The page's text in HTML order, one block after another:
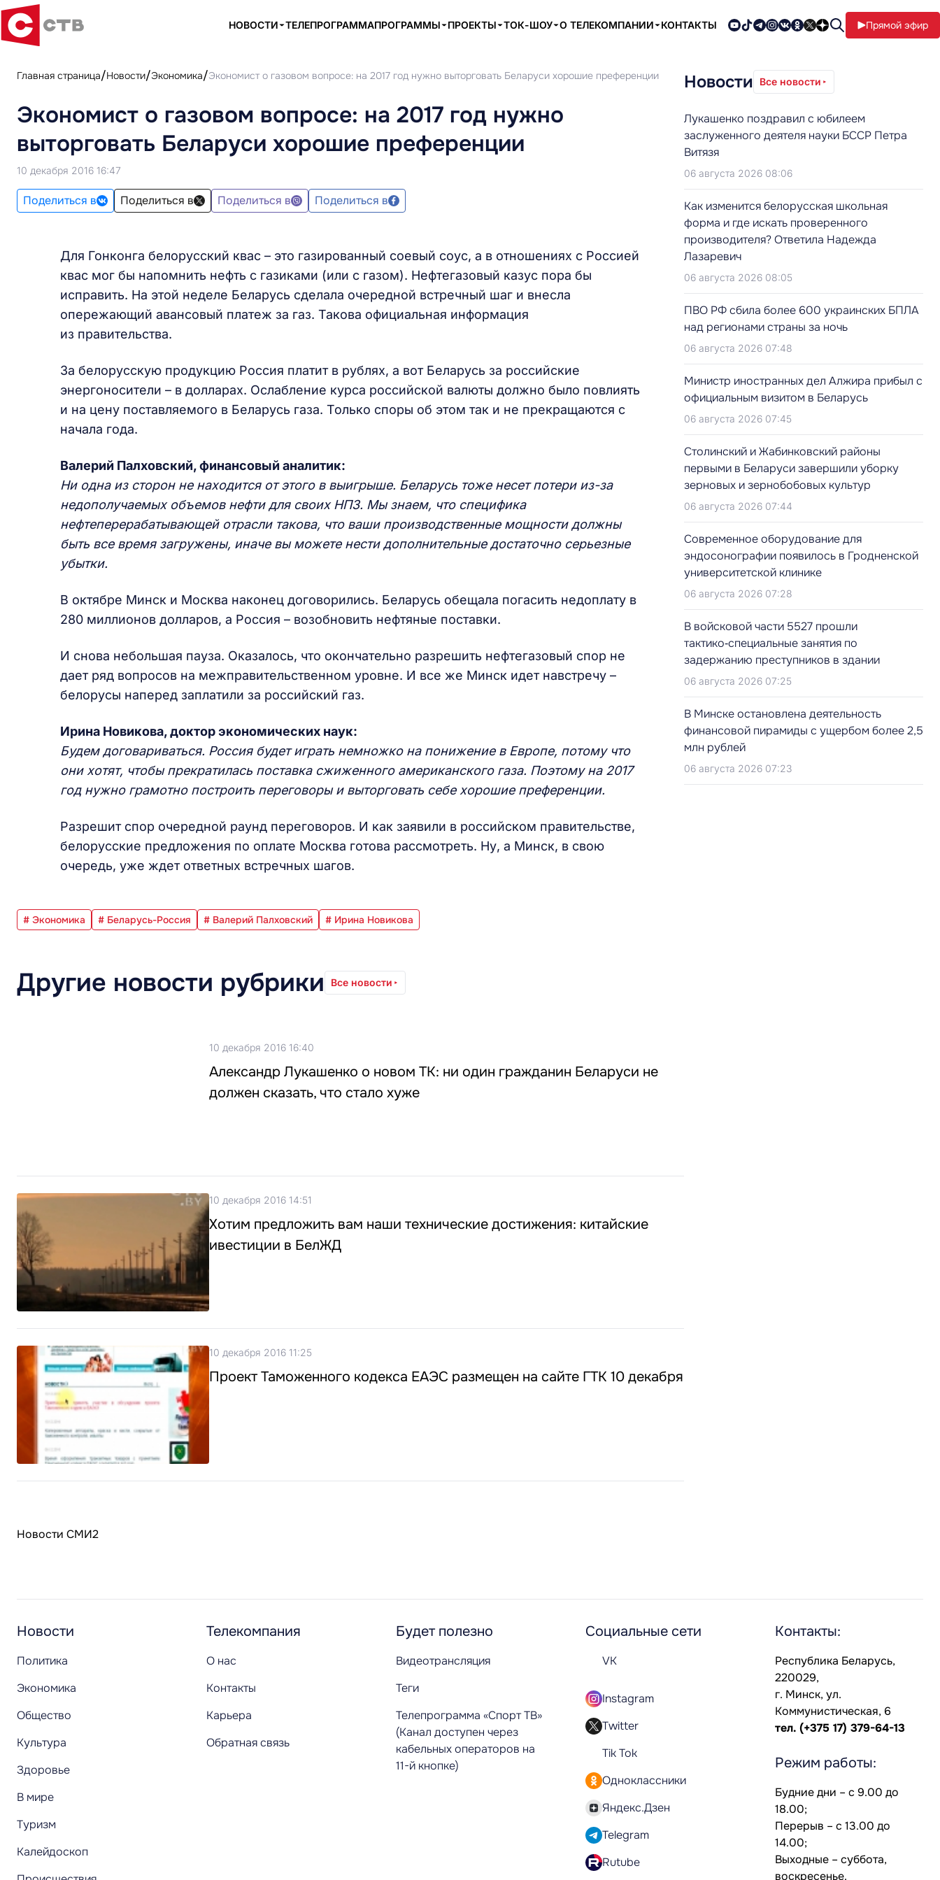
НОВОСТИ ТЕЛЕПРОГРАММАПРОГРАММЫ ПРОЕКТЫ ТОК-ШОУ О ТЕЛЕКОМПАНИИ КОНТАКТЫ Прямой эфир
Главная страница Новости Экономика Экономист о газовом вопросе: на 2017 год нужно выторговать Беларуси хорошие преференции
Экономист о газовом вопросе: на 2017 год нужно
выторговать Беларуси хорошие преференции
10 декабря 2016 16:47
Поделиться в Поделиться в Поделиться в Поделиться в
Для Гонконга белорусский квас – это газированный соевый соус, а в отношениях с Россией
квас мог бы напомнить нефть с газиками (или с газом). Нефтегазовый казус пора бы
исправить. На этой неделе Беларусь сделала очередной встречный шаг и внесла
опережающий авансовый платеж за газ. Такова официальная информация
из правительства.
За белорусскую продукцию Россия платит в рублях, а вот Беларусь за российские
энергоносители – в долларах. Ослабление курса российской валюты должно было повлиять
и на цену поставляемого в Беларусь газа. Только споры об этом так и не прекращаются с
начала года.
Валерий Палховский, финансовый аналитик:
Ни одна из сторон не находится от этого в выигрыше. Беларусь тоже несет потери из-за
недополучаемых объемов нефти для своих НПЗ. Мы знаем, что специфика
нефтеперерабатывающей отрасли такова, что ваши производственные мощности должны
быть все время загружены, иначе вы можете нести дополнительные достаточно серьезные
убытки.
В октябре Минск и Москва наконец договорились. Беларусь обещала погасить недоплату в
280 миллионов долларов, а Россия – возобновить нефтяные поставки.
И снова небольшая пауза. Оказалось, что окончательно разрешить нефтегазовый спор не
дает ряд вопросов на межправительственном уровне. И все же Минск идет навстречу –
белорусы наперед заплатили за российский газ.
Ирина Новикова, доктор экономических наук:
Будем договариваться. Россия будет играть немножко на понижение в Европе, потому что
они хотят, чтобы прекратилась поставка сжиженного американского газа. Поэтому на 2017
год нужно грамотно построить переговоры и выторговать себе хорошие преференции.
Разрешит спор очередной раунд переговоров. И как заявили в российском правительстве,
белорусские предложения по оплате Москва готова рассмотреть. Ну, а Минск, в свою
очередь, уже ждет ответных встречных шагов.
# Экономика # Беларусь-Россия # Валерий Палховский # Ирина Новикова
Другие новости рубрики Все новости
10 декабря 2016 16:40
Александр Лукашенко о новом ТК: ни один гражданин Беларуси не
должен сказать, что стало хуже
10 декабря 2016 14:51
Хотим предложить вам наши технические достижения: китайские
ивестиции в БелЖД
10 декабря 2016 11:25
Проект Таможенного кодекса ЕАЭС размещен на сайте ГТК 10 декабря
Новости СМИ2
Новости Все новости
Лукашенко поздравил с юбилеем
заслуженного деятеля науки БССР Петра
Витязя
06 августа 2026 08:06
Как изменится белорусская школьная
форма и где искать проверенного
производителя? Ответила Надежда
Лазаревич
06 августа 2026 08:05
ПВО РФ сбила более 600 украинских БПЛА
над регионами страны за ночь
06 августа 2026 07:48
Министр иностранных дел Алжира прибыл с
официальным визитом в Беларусь
06 августа 2026 07:45
Столинский и Жабинковский районы
первыми в Беларуси завершили уборку
зерновых и зернобобовых культур
06 августа 2026 07:44
Современное оборудование для
эндосонографии появилось в Гродненской
университетской клинике
06 августа 2026 07:28
В войсковой части 5527 прошли
тактико‑специальные занятия по
задержанию преступников в здании
06 августа 2026 07:25
В Минске остановлена деятельность
финансовой пирамиды с ущербом более 2,5
млн рублей
06 августа 2026 07:23
Новости
Политика
Экономика
Общество
Культура
Здоровье
В мире
Туризм
Калейдоскоп
Телекомпания
О нас
Контакты
Карьера
Обратная связь
Будет полезно
Видеотрансляция
Теги
Телепрограмма «Спорт ТВ»
(Канал доступен через
кабельных операторов на
11-й кнопке)
Социальные сети
VK
Instagram
Twitter
Tik Tok
Одноклассники
Яндекс.Дзен
Telegram
Rutube
Контакты:
Республика Беларусь,
220029,
г. Минск, ул.
Коммунистическая, 6
тел. (+375 17) 379-64-13
Режим работы:
Будние дни – с 9.00 до
18.00;
Перерыв – с 13.00 до
14.00;
Выходные – суббота,
воскресенье.